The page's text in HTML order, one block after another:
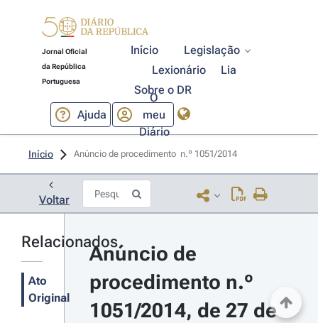
Jornal Oficial
da República
Portuguesa
Início
Legislação
Lexionário
Lia
Sobre o DR
Ajuda
O
meu
Diário
Início Anúncio de procedimento  n.º 1051/2014
Voltar
Relacionados
Ato
Original
Anúncio de
procedimento n.º
1051/2014, de 27 de